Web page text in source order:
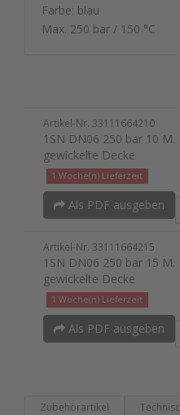
Farbe: blau
Max. 250 bar / 150 °C
Artikel-Nr. 33111664210
1SN DN06 250 bar 10
gewickelte Decke
1 Woche(n) Lieferzeit
Als PDF ausgeben
Artikel-Nr. 33111664215
1SN DN06 250 bar 15
gewickelte Decke
1 Woche(n) Lieferzeit
Als PDF ausgeben
Zubehörartikel